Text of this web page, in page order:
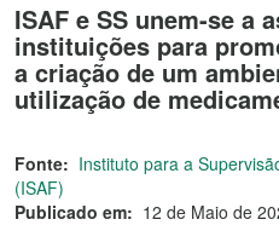
ISAF e SS unem-se a
instituições para
a criação de um
utilização de
Fonte: Instituto para a
(ISAF)
Publicado em: 12 de Maio de